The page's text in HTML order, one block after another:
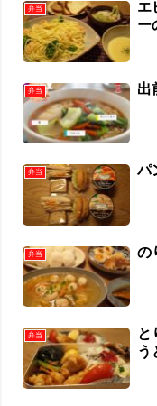
弁当
エ
ー
弁当 出
弁当 パ
弁当 の
弁当
と
う